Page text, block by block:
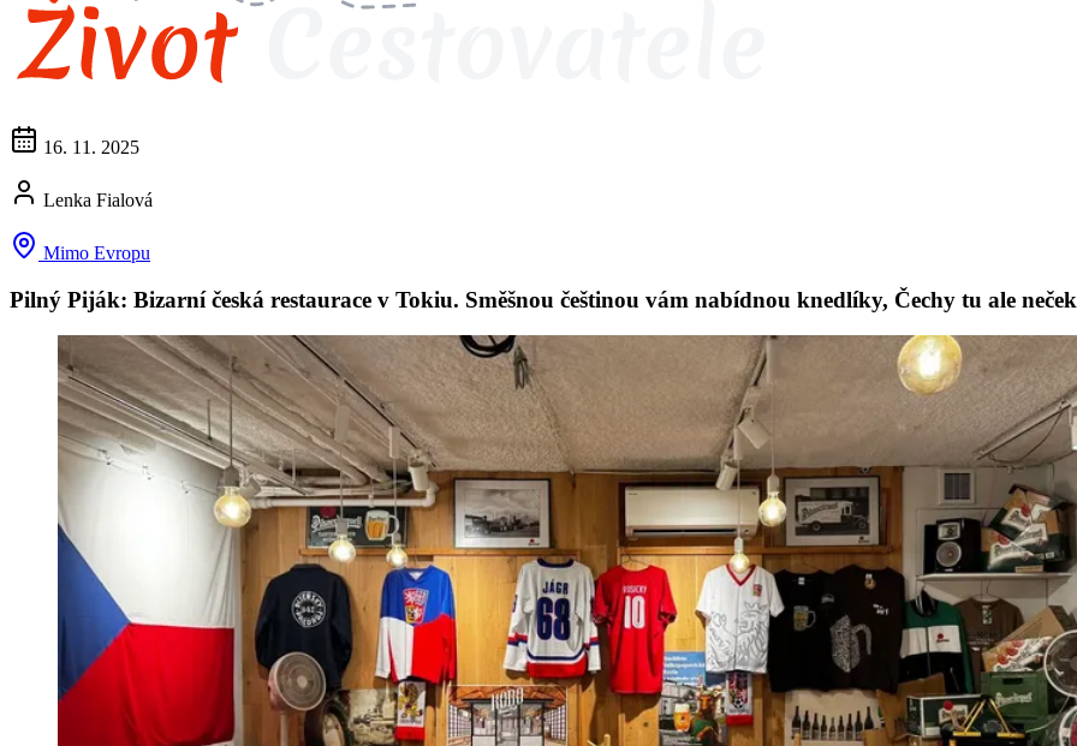
16. 11. 2025
Lenka Fialová
Mimo Evropu
Pilný Piják: Bizarní česká restaurace v Tokiu. Směšnou češtinou vám nabídnou knedlíky, Čechy tu ale